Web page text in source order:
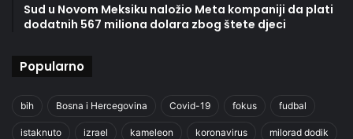
Sud u Novom Meksiku naložio Meta kompaniji da plati
dodatnih 567 miliona dolara zbog štete djeci
Popularno
bih Bosna i Hercegovina Covid-19 fokus fudbal
istaknuto izrael kameleon koronavirus milorad dodik